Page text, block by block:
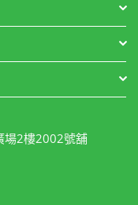
場2樓2002號舖